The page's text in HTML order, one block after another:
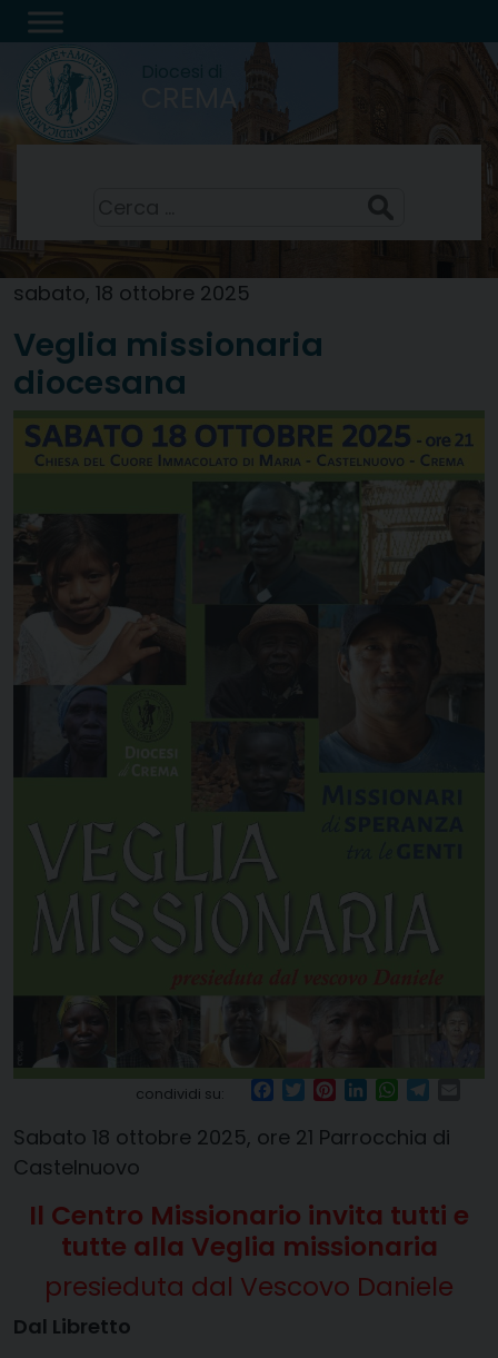
Skip
to
content
CREMA
sabato, 18 ottobre 2025
Veglia missionaria
diocesana
condividi su: Facebook
TwitterPinterest
LinkedInWhatsApp
Sabato 18 ottobre 2025, ore 21 Parrocchia di
Castelnuovo
Il Centro Missionario invita tutti e
tutte alla Veglia missionaria
presieduta dal Vescovo Daniele
Dal Libretto